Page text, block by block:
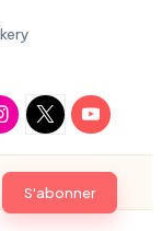
X
|
Twitter
Youtube
S'abonner